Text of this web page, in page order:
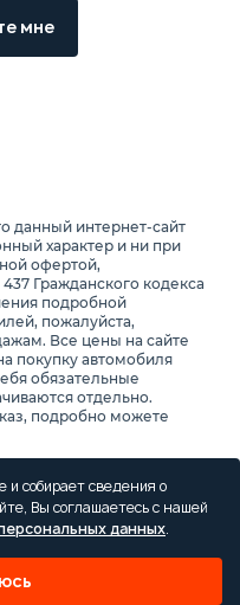
мне
данный интернет-сайт
характер и ни при
офертой,
Гражданского кодекса
подробной
пожалуйста,
Все цены на сайте
покупку автомобиля
обязательные
отдельно.
подробно можете
и используя
с обработкой Ваших
условия их обработки.
собирает сведения о
Вы соглашаетесь с нашей
данных.